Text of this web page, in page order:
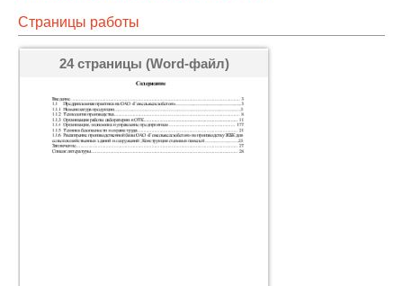
Страницы работы
24 страницы (Word-файл)